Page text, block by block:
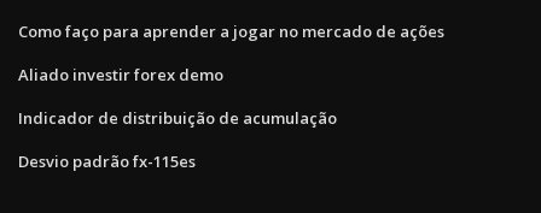
Como faço para aprender a jogar no mercado de ações
Aliado investir forex demo
Indicador de distribuição de acumulação
Desvio padrão fx-115es